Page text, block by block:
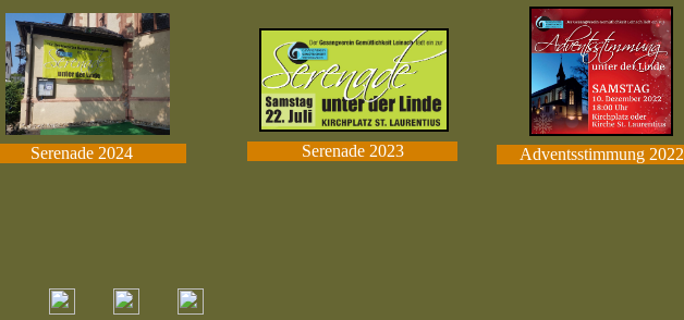
Serenade 2024 Serenade 2023 Adventsstimmung 2022